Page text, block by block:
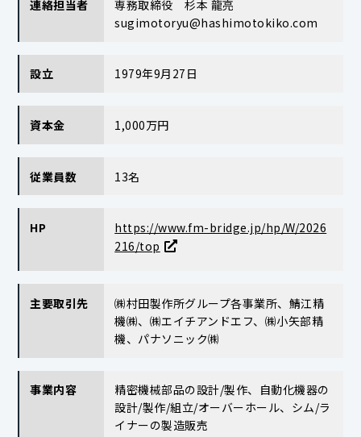
連絡担当者
専務取締役 杉本 龍亮
sugimotoryu@hashimotokiko.com
設立 1979年9月27日
資本金 1,000万円
従業員数 13名
HP
https://www.fm-bridge.jp/hp/W/2026
216/top
主要取引先
㈱村田製作所グループ各事業所、鯖江精
機㈱、㈱エイチアンドエフ、㈱小矢部精
機、パナソニック㈱
事業内容
精密機械部品の設計/製作、自動化機器の
設計/製作/組立/オーバーホール、シム/ラ
イナーの製造販売